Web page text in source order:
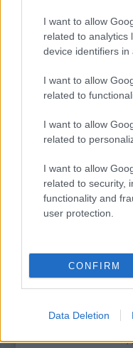
I want to allow
related to analytics
device identifiers in
I want to allow
related to
I want to allow
related to
I want to allow
related to security,
functionality and
user protection.
CONFIRM
Data Deletion
„NEM TÖBB
EGY
26.
A hozzászólások avonatkozó